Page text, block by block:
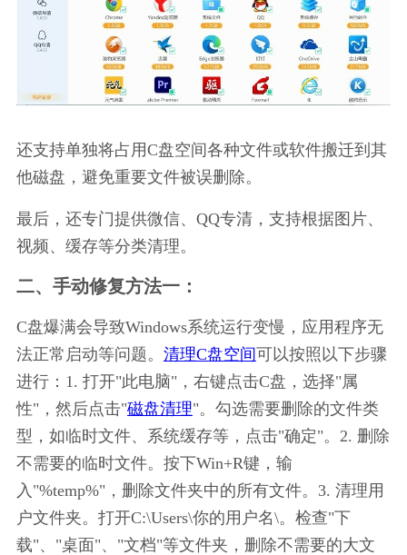
还支持单独将占用C盘空间各种文件或软件搬迁到其
他磁盘，避免重要文件被误删除。
最后，还专门提供微信、QQ专清，支持根据图片、
视频、缓存等分类清理。
二、手动修复方法一：
C盘爆满会导致Windows系统运行变慢，应用程序无
法正常启动等问题。 清理C盘空间可以按照以下步骤
进行：1. 打开"此电脑"，右键点击C盘，选择"属
性"，然后点击"磁盘清理"。勾选需要删除的文件类
型，如临时文件、系统缓存等，点击"确定"。2. 删除
不需要的临时文件。按下Win+R键，输
入"%temp%"，删除文件夹中的所有文件。3. 清理用
户文件夹。打开C:\Users\你的用户名\。检查"下
载"、"桌面"、"文档"等文件夹，删除不需要的大文